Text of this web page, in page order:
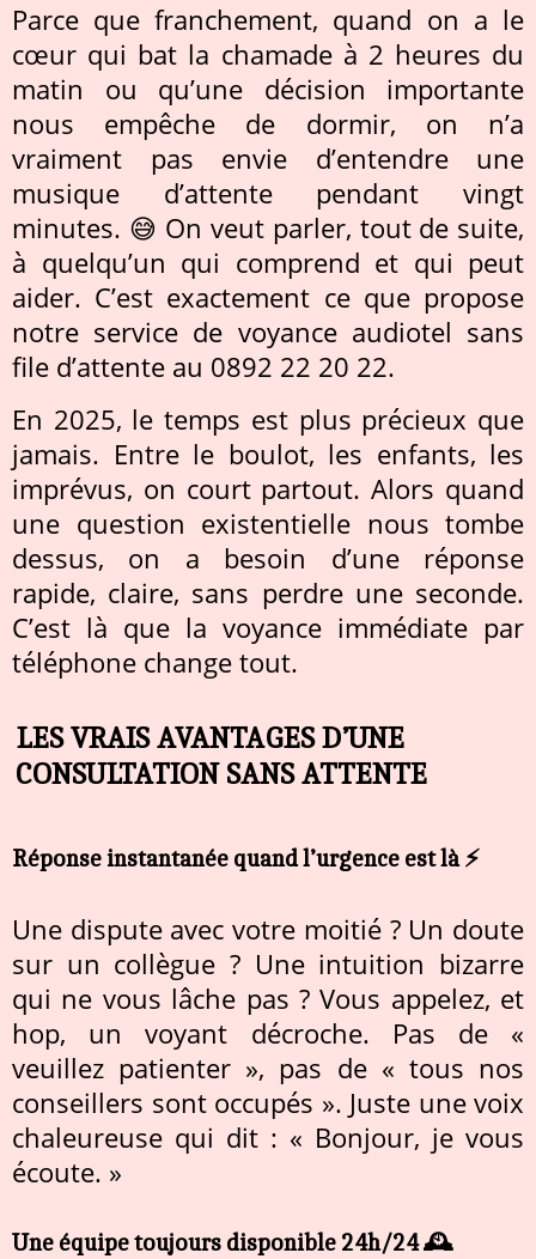
Parce que franchement, quand on a le
cœur qui bat la chamade à 2 heures du
matin ou qu’une décision importante
nous empêche de dormir, on n’a
vraiment pas envie d’entendre une
musique d’attente pendant vingt
minutes. 😅 On veut parler, tout de suite,
à quelqu’un qui comprend et qui peut
aider. C’est exactement ce que propose
notre service de voyance audiotel sans
file d’attente au 0892 22 20 22.
En 2025, le temps est plus précieux que
jamais. Entre le boulot, les enfants, les
imprévus, on court partout. Alors quand
une question existentielle nous tombe
dessus, on a besoin d’une réponse
rapide, claire, sans perdre une seconde.
C’est là que la voyance immédiate par
téléphone change tout.
LES VRAIS AVANTAGES D’UNE
CONSULTATION SANS ATTENTE
Réponse instantanée quand l’urgence est là ⚡
Une dispute avec votre moitié ? Un doute
sur un collègue ? Une intuition bizarre
qui ne vous lâche pas ? Vous appelez, et
hop, un voyant décroche. Pas de «
veuillez patienter », pas de « tous nos
conseillers sont occupés ». Juste une voix
chaleureuse qui dit : « Bonjour, je vous
écoute. »
Une équipe toujours disponible 24h/24 🕰️